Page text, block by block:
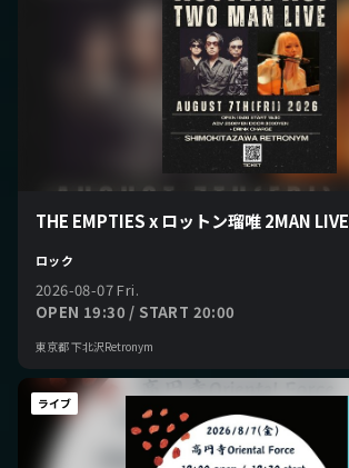
THE EMPTIES x ロットン瑠唯 2MAN LIVE
ロック
2026-08-07 Fri.
OPEN 19:30 / START 20:00
東京都 下北沢Retronym
ライブ